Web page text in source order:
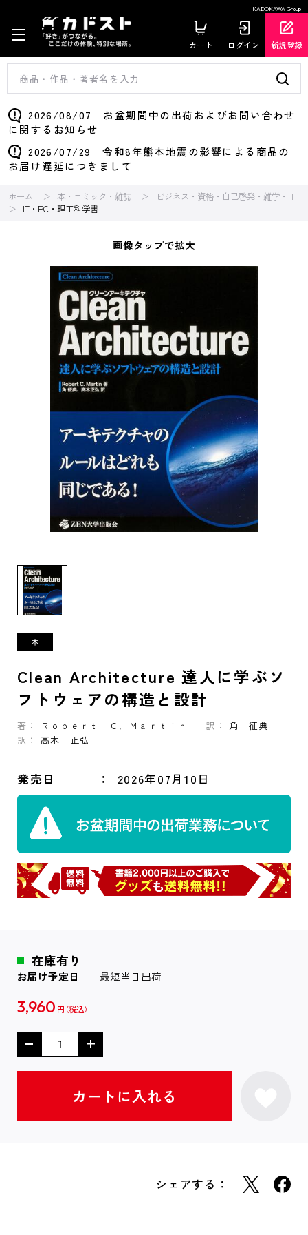
KADOKAWA Group
カート ログイン 新規登録
2026/08/07 お盆期間中の出荷およびお問い合わせ
に関するお知らせ
2026/07/29 令和8年熊本地震の影響による商品の
お届け遅延につきまして
ホーム 本・コミック・雑誌
ビジネス・資格・自己啓発・雑学・IT
IT・PC・理工科学書
画像タップで拡大
Clean Architecture 達人に学ぶソ
フトウェアの構造と設計
著： Ｒｏｂｅｒｔ Ｃ．Ｍａｒｔｉｎ 訳：
角 征典
訳：
高木 正弘
発売日 2026年07月10日
在庫有り
お届け予定日 最短当日出荷
3,960 円
シェアする：